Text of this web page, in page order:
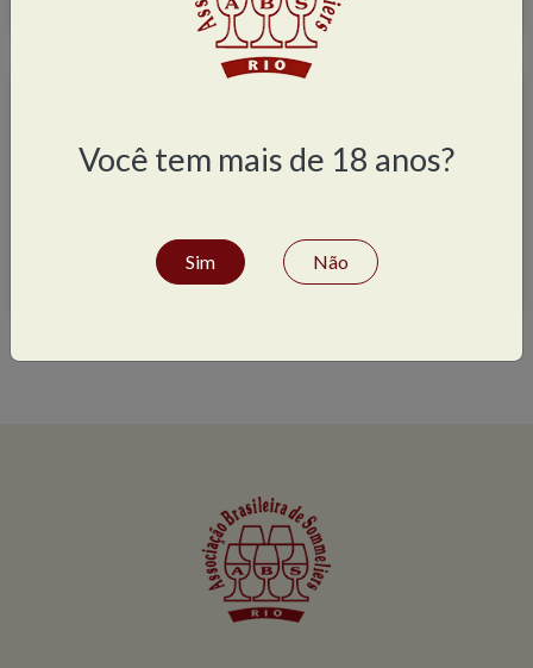
Hotel ou pousada
Você tem mais de 18 anos?
Sim Não